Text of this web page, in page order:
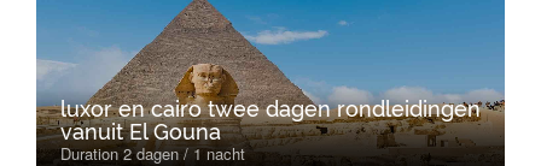
luxor en cairo twee dagen rondleidingen
vanuit El Gouna
Duration 2 dagen / 1 nacht